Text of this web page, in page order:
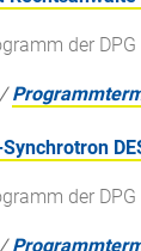
der DPG
/
der DPG
/